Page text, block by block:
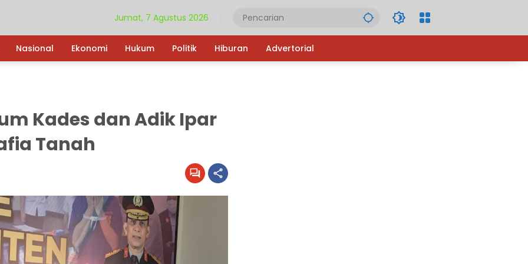
Jumat, 7 Agustus 2026
Nasional Ekonomi Hukum Politik Hiburan Advertorial
Kades dan Adik Ipar
Tanah